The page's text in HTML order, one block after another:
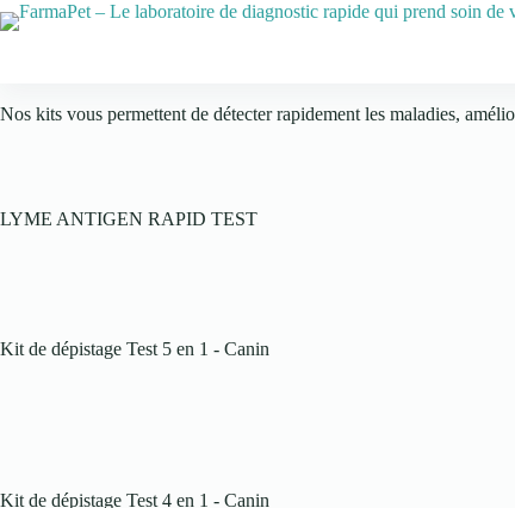
Nos kits vous permettent de détecter rapidement les maladies,
LYME ANTIGEN RAPID TEST
Kit de dépistage Test 5 en 1 - Canin
Kit de dépistage Test 4 en 1 - Canin